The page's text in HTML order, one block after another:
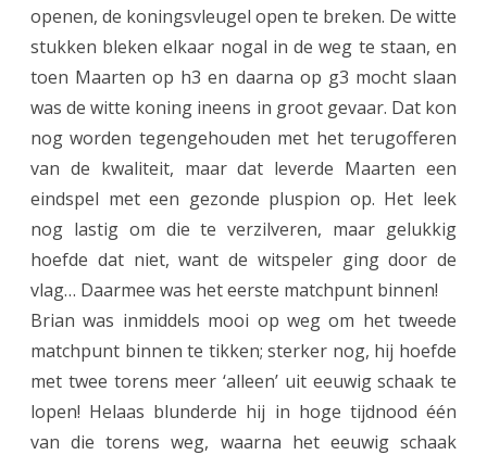
g
e
e
e
n
u
p
a
openen, de koningsvleugel open te breken. De witte
stukken bleken elkaar nogal in de weg te staan, en
toen Maarten op h3 en daarna op g3 mocht slaan
was de witte koning ineens in groot gevaar. Dat kon
nog worden tegengehouden met het terugofferen
van de kwaliteit, maar dat leverde Maarten een
eindspel met een gezonde pluspion op. Het leek
nog lastig om die te verzilveren, maar gelukkig
hoefde dat niet, want de witspeler ging door de
vlag… Daarmee was het eerste matchpunt binnen!
Brian was inmiddels mooi op weg om het tweede
matchpunt binnen te tikken; sterker nog, hij hoefde
met twee torens meer ‘alleen’ uit eeuwig schaak te
lopen! Helaas blunderde hij in hoge tijdnood één
van die torens weg, waarna het eeuwig schaak